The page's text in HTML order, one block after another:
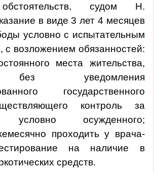
, судом Н.
в виде 3 лет 4 месяцев
условно с испытательным
с возложением обязанностей:
места жительства,
уведомления
государственного
контроль за
условно осужденного;
проходить у врача-
на наличие в
средств.